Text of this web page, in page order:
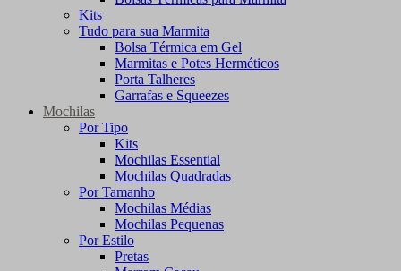
Kits
Tudo para sua Marmita
Bolsa Térmica em Gel
Marmitas e Potes Herméticos
Porta Talheres
Garrafas e Squeezes
Mochilas
Por Tipo
Kits
Mochilas Essential
Mochilas Quadradas
Por Tamanho
Mochilas Médias
Mochilas Pequenas
Por Estilo
Pretas